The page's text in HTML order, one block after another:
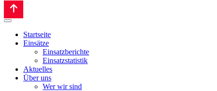
Startseite
Einsätze
Einsatzberichte
Einsatzstatistik
Aktuelles
Über uns
Wer wir sind